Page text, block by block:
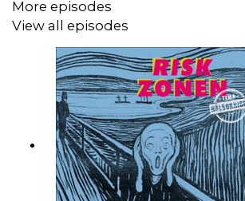
Klipp och musik:
Nyhetsmorgon, TV4
Global News
Dr Tedros, WHO
More episodes
View all episodes